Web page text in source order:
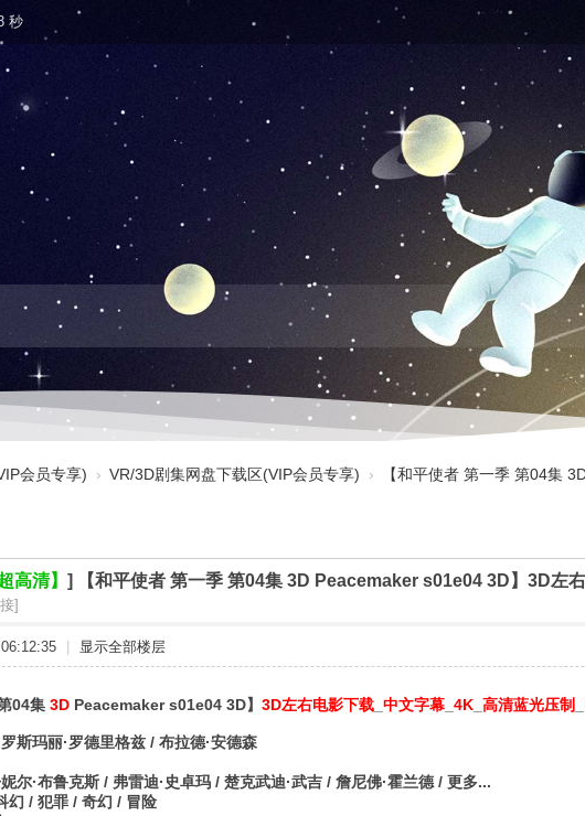
秒
会员专享) › VR/3D剧集网盘下载区(VIP会员专享) › 【和平使者 第一季 第04集
高清】 ]
【和平使者 第一季 第04集 3D Peacemaker s01e04 3D】3D左
]
显示全部楼层
04集 3D Peacemaker s01e04 3D】 3D左右电影下载 中文字幕 4K 高清蓝光压制
斯玛丽·罗德里格兹 / 布拉德·安德森
尔·布鲁克斯 / 弗雷迪·史卓玛 / 楚克武迪·武吉 / 詹尼佛·霍兰德 / 更多...
幻 / 犯罪 / 奇幻 / 冒险